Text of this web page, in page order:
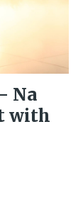
Na
with